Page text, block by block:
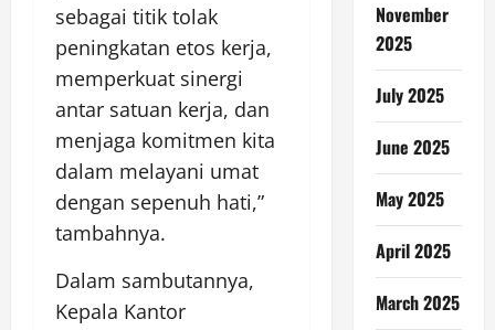
sebagai titik tolak
peningkatan etos kerja,
memperkuat sinergi
antar satuan kerja, dan
menjaga komitmen kita
dalam melayani umat
dengan sepenuh hati,”
tambahnya.
Dalam sambutannya,
Kepala Kantor
November
2025
July 2025
June 2025
May 2025
April 2025
March 2025